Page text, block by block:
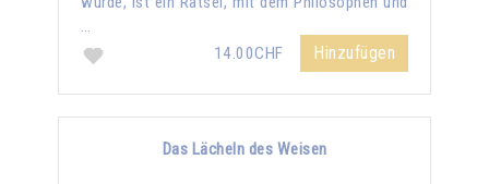
14.00CHF
Hinzufügen
Das Lächeln des Weisen